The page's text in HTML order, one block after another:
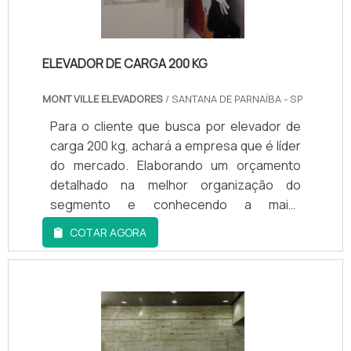
ELEVADOR DE CARGA 200 KG
MONT VILLE ELEVADORES / SANTANA DE PARNAÍBA - SP
Para o cliente que busca por elevador de
carga 200 kg, achará a empresa que é líder
do mercado. Elaborando um orçamento
detalhado na melhor organização do
segmento e conhecendo a maior
referência de qualidade da área de
atuação.DIFERENCIAIS IMPORTANTES DE
ELEVADOR DE CARGA 200 KGQuem está à
uma empresa responsável, acha a Montville
Elevadores. A empresa trabalha com
reparo urgente de elevadores e elevador
COTAR AGORA